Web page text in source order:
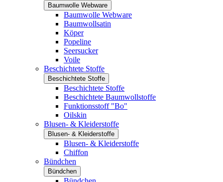
Baumwolle Webware
Baumwolle Webware
Baumwollsatin
Köper
Popeline
Seersucker
Voile
Beschichtete Stoffe
Beschichtete Stoffe
Beschichtete Stoffe
Beschichtete Baumwollstoffe
Funktionsstoff "Bo"
Oilskin
Blusen- & Kleiderstoffe
Blusen- & Kleiderstoffe
Blusen- & Kleiderstoffe
Chiffon
Bündchen
Bündchen